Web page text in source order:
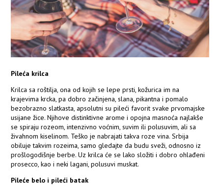
Pileća krilca
Krilca sa roštilja, ona od kojih se lepe prsti, kožurica im na
krajevima krcka, pa dobro začinjena, slana, pikantna i pomalo
bezobrazno slatkasta, apsolutni su pileći favorit svake prvomajske
usijane žice. Njihove distinktivne arome i opojna masnoća najlakše
se spiraju rozeom, intenzivno voćnim, suvim ili polusuvim, ali sa
živahnom kiselinom. Teško je nabrajati takva roze vina. Srbija
obiluje takvim rozeima, samo gledajte da budu sveži, odnosno iz
prošlogodišnje berbe. Uz krilca će se lako složiti i dobro ohlađeni
prosecco, kao i neki lagani, polusuvi muskat.
Pileće belo i pileći batak